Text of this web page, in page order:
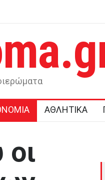
Καρυστιανού από τους
ΑΘΛΗΤΙΚΑ